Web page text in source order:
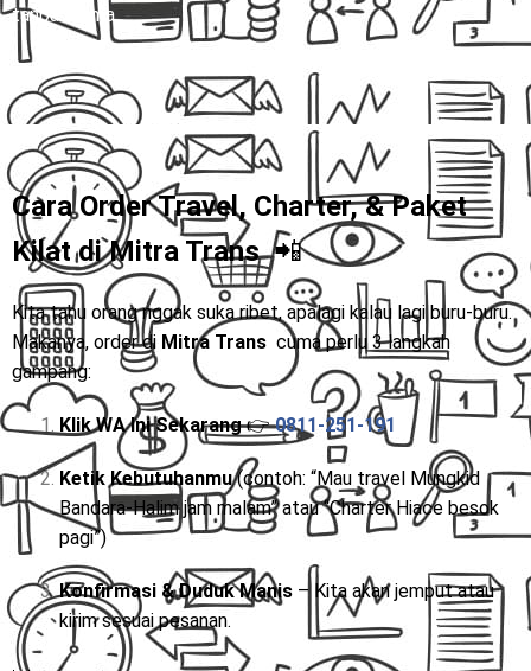
tanpa drama.
Cara Order Travel, Charter, & Paket
Kilat diMitra Trans📲
Kita tahu orang nggak suka ribet, apalagi kalau lagi buru-buru.
Makanya, order di Mitra Trans cuma perlu 3 langkah
gampang:
Klik WA Ini Sekarang👉0811-251-191
Ketik Kebutuhanmu(contoh: “Mau travel Mungkid
Bandara-Halim jam malam” atau “Charter Hiace besok
pagi”)
Konfirmasi & Duduk Manis – Kita akan jemput atau
kirim sesuai pesanan.